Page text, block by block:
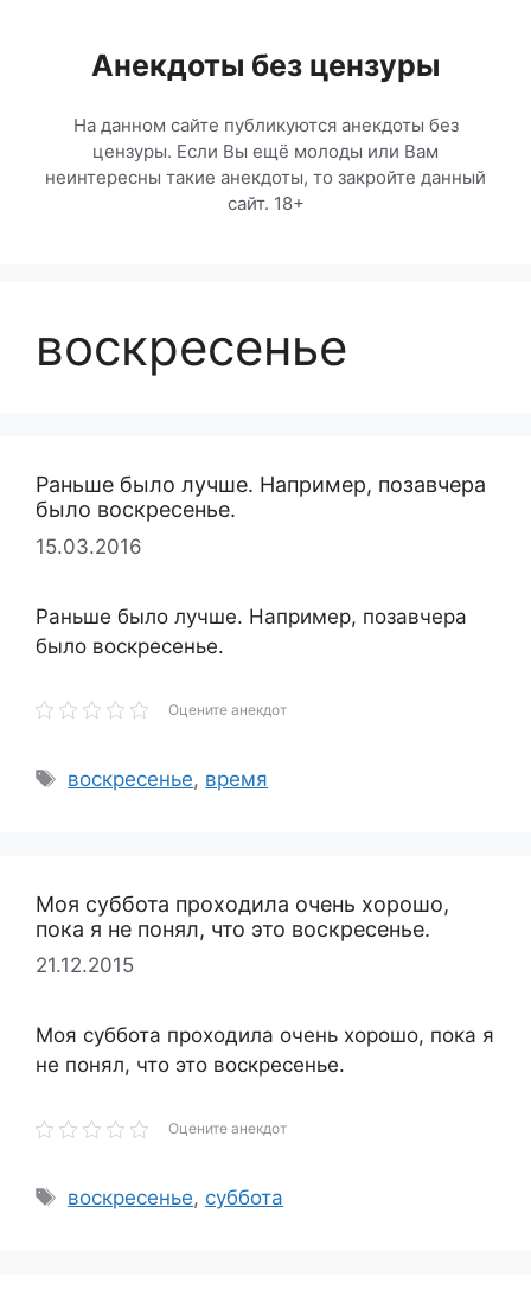
содержимомуАнекдоты без цензуры
На данном сайте публикуются анекдоты без
цензуры. Если Вы ещё молоды или Вам
неинтересны такие анекдоты, то закройте данный
сайт. 18+
воскресенье
Раньше было лучше. Например, позавчера
было воскресенье.
15.03.2016
Раньше было лучше. Например, позавчера
было воскресенье.
Оцените анекдот
Метки
воскресенье, время
Моя суббота проходила очень хорошо,
пока я не понял, что это воскресенье.
21.12.2015
Моя суббота проходила очень хорошо, пока я
не понял, что это воскресенье.
Оцените анекдот
Метки
воскресенье, суббота